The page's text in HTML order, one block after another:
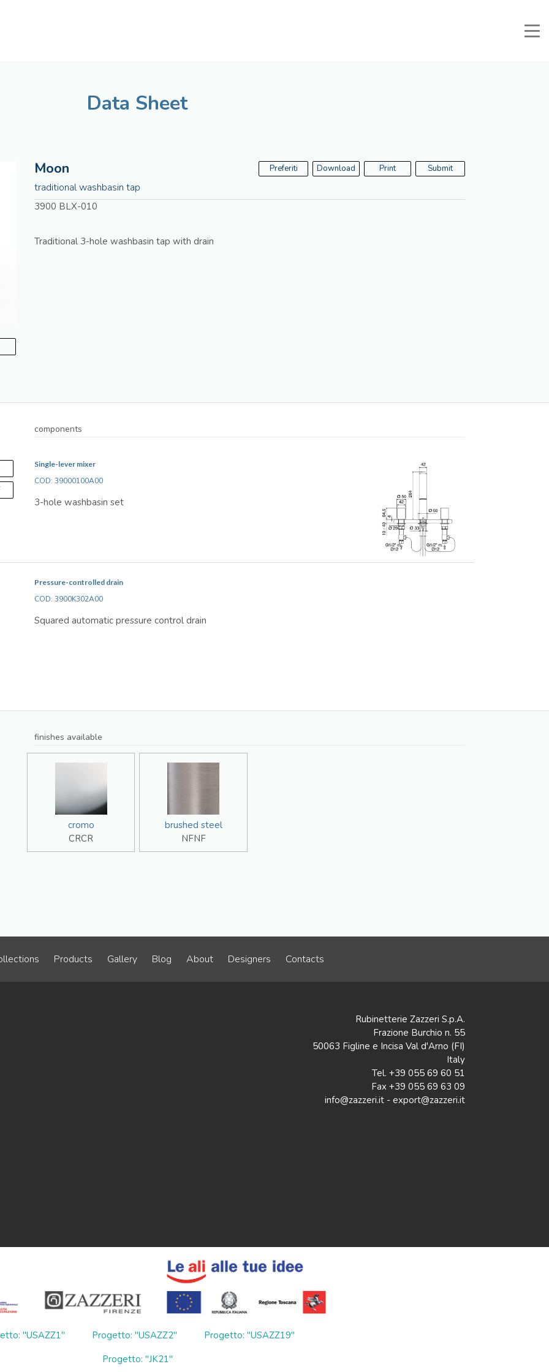
Data Sheet
Moon Preferiti Download Print Submit
traditional washbasin tap
3900 BLX-010
Traditional 3-hole washbasin tap with drain
components
Single-lever mixer
COD: 39000100A00
3-hole washbasin set
Pressure-controlled drain
COD: 3900K302A00
Squared automatic pressure control drain
finishes available
cromo
CRCR
brushed steel
NFNF
Products Gallery Blog About Designers Contacts
Rubinetterie Zazzeri S.p.A.
Frazione Burchio n. 55
50063 Figline e Incisa Val d'Arno (FI)
Italy
Tel. +39 055 69 60 51
Fax +39 055 69 63 09
info@zazzeri.it - export@zazzeri.it
"USAZZ1" Progetto: "USAZZ2"
Progetto: "USAZZ19"
Progetto: "JK21"